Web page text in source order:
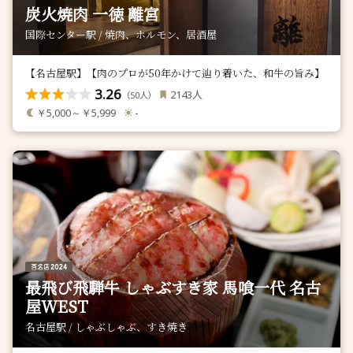
炭火焼肉 一徳 離宮
国際センター駅 / 焼肉、ホルモン、居酒屋
【名古屋駅】【肉のプロが50年かけて辿り着いた、和牛の旨み】
3.26 （50人） 2143人
￥5,000～￥5,999 -
最飛び飛騨牛 しゃぶすき家 馬喰一代 名古
屋WEST
名古屋駅 / しゃぶしゃぶ、すき焼き